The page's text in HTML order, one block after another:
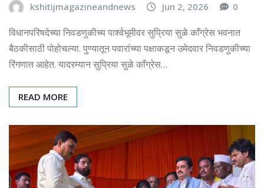
kshitijmagazineandnews Jun 2, 2026 0
विधानपरिषदेच्या निवडणुकीच्य पार्श्वभूमीवर सुप्रिया सुळे काँग्रेस भवनात
बैठकीसाठी पोहोचल्या. पुण्यातून पवारांच्या पक्षाकडून उमेदवार निवडणुकीच्या
रिंगणात आहेत. यादरम्यान सुप्रिया सुळे काँग्रेस…
READ MORE